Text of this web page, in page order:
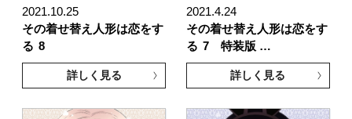
2021.10.25
その着せ替え人形は恋をす
る 8
詳しく見る
2021.4.24
その着せ替え人形は恋をす
る 7 特装版 …
詳しく見る